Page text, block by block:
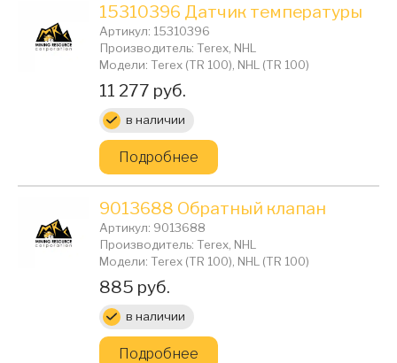
15310396 Датчик температуры
Артикул: 15310396
Производитель: Terex, NHL
Модели: Terex (TR 100), NHL (TR 100)
Цена:
11 277 руб.
в наличии
Подробнее
9013688 Обратный клапан
Артикул: 9013688
Производитель: Terex, NHL
Модели: Terex (TR 100), NHL (TR 100)
Цена:
885 руб.
в наличии
Подробнее